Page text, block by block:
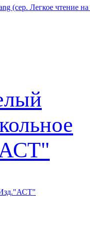
(сер. Легкое чтение